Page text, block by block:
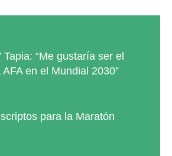
Tapia: “Me gustaría ser el
en el Mundial 2030”
para la Maratón